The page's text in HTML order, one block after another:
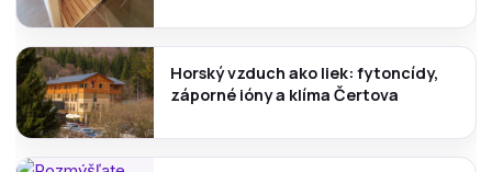
Horský vzduch ako liek: fytoncídy,
záporné ióny a klíma Čertova